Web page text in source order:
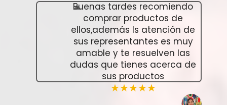
Buenas tardes recomiendo
comprar productos de
ellos,además ls atención de
sus representantes es muy
amable y te resuelven las
dudas que tienes acerca de
sus productos
★★★★★